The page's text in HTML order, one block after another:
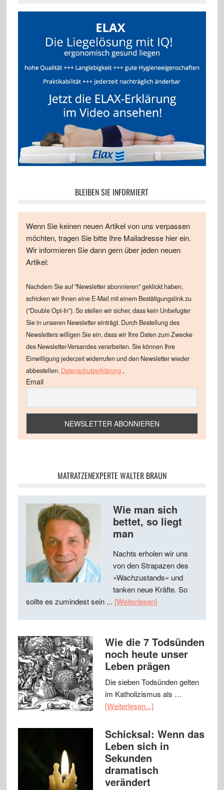
BLEIBEN SIE INFORMIERT
Wenn Sie keinen neuen Artikel von uns verpassen
möchten, tragen Sie bitte Ihre Mailadresse hier ein.
Wir informieren Sie dann gern über jeden neuen
Artikel:
Nachdem Sie auf "Newsletter abonnieren" geklickt haben,
schicken wir Ihnen eine E-Mail mit einem Bestätigungslink zu
("Double Opt-In"). So stellen wir sicher, dass kein Unbefugter
Sie in unseren Newsletter einträgt. Durch Bestellung des
Newsletters willigen Sie ein, dass wir Ihre Daten zum Zwecke
des Newsletter-Versandes verarbeiten. Sie können Ihre
Einwilligung jederzeit widerrufen und den Newsletter wieder
abbestellen. Datenschutzerklärung .
Email
MATRATZENEXPERTE WALTER BRAUN
Wie man sich
bettet, so liegt
man
Nachts erholen wir uns
von den Strapazen des
»Wachzustands« und
tanken neue Kräfte. So
sollte es zumindest sein ... [Weiterlesen]
Wie die 7 Todsünden
noch heute unser
Leben prägen
Die sieben Todsünden gelten
im Katholizismus als …
[Weiterlesen...]
Schicksal: Wenn das
Leben sich in
Sekunden
dramatisch
verändert